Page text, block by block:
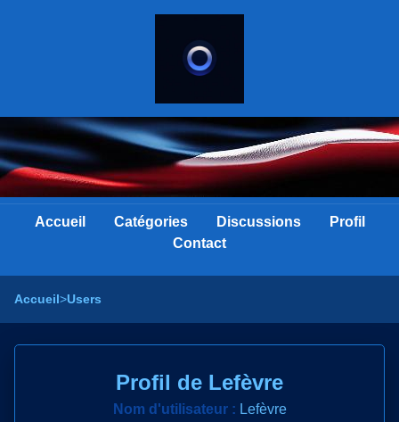
Accueil Catégories Discussions
Profil
Contact
Accueil>Users
Profil de Lefèvre
Nom d'utilisateur : Lefèvre